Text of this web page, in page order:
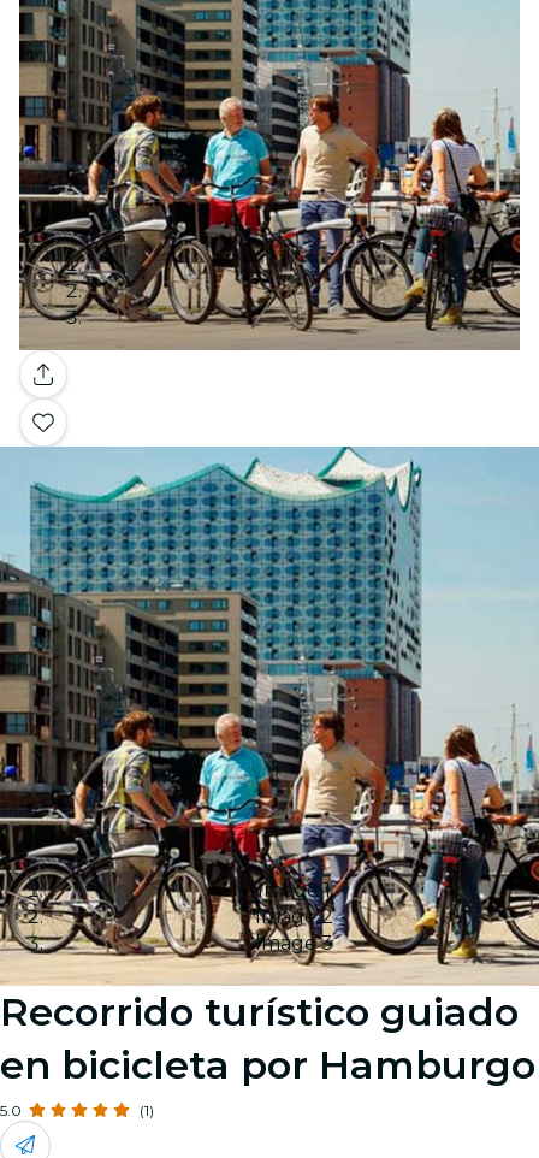
Galería
Image 1
Image 2
Image 3
Recorrido turístico guiado
en bicicleta por Hamburgo
5.0 (1)